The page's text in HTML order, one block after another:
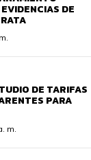
DE
DE TARIFAS
PARA
m.